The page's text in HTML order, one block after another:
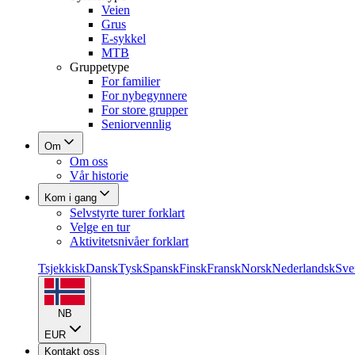
Veien
Grus
E-sykkel
MTB
Gruppetype
For familier
For nybegynnere
For store grupper
Seniorvennlig
Om
Om oss
Vår historie
Kom i gang
Selvstyrte turer forklart
Velge en tur
Aktivitetsnivåer forklart
TsjekkiskDanskTyskSpanskFinskFranskNorskNederlandsk
NB
EUR
Kontakt oss